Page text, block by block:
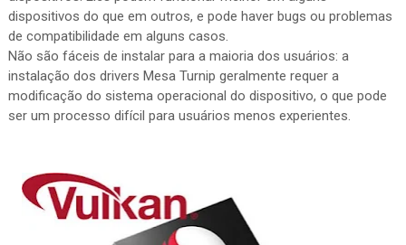
dispositivos do que em outros, e pode haver bugs ou problemas
de compatibilidade em alguns casos.
Não são fáceis de instalar para a maioria dos usuários: a
instalação dos drivers Mesa Turnip geralmente requer a
modificação do sistema operacional do dispositivo, o que pode
ser um processo difícil para usuários menos experientes.